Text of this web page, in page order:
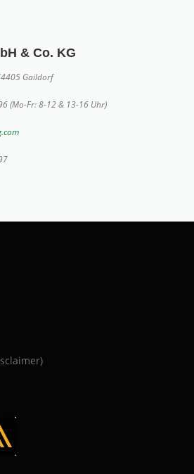
& Co. KG
Gaildorf
(Mo-Fr: 8-12 & 13-16 Uhr)